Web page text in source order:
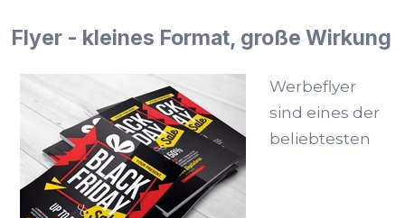
Flyer - kleines Format, große Wirkung
Werbeflyer
sind eines der
beliebtesten